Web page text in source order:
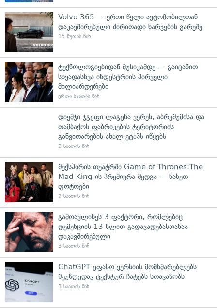
Volvo 365 — ერთი წელი ავტომობილთან
დაკავშირებული ძირითადი ხარჯების გარეშე
15 წუთის წინ
ტექნოლოგიებიდან მუსიკამდე — გაიცანით
სხვადასხვა ინდუსტრიის პირველი
მილიარდერები
ერთი საათის წინ
დიემჯი ჯგუფი ლაგუნა ვერეს, აბრეშუმისა და
თამბაქოს ფაბრიკების ტერიტორიის
განვითარების ახალ ეტაპს იწყებს
2 საათის წინ
შექსპირის თეატრში Game of Thrones:The
Mad King-ის პრემიერა შედგა — ნახეთ
ფოტოები
2 საათის წინ
გამოავლინეს 3 ფაქტორი, რომლებიც
დემენციის 13 წლით გადავადებასთანაა
დაკავშირებული
3 საათის წინ
ChatGPT უფასო ვერსიის მომხმარებლებს
შეუზღუდავ ტექსტურ ჩატებს სთავაზობს
3 საათის წინ